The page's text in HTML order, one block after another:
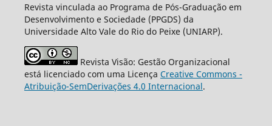
Revista vinculada ao Programa de Pós-Graduação em
Desenvolvimento e Sociedade (PPGDS) da
Universidade Alto Vale do Rio do Peixe (UNIARP).
Revista Visão: Gestão Organizacional
está licenciado com uma Licença Creative Commons -
Atribuição-SemDerivações 4.0 Internacional.